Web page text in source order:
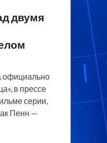
двумя
официально
в прессе
серии,
Пенн —